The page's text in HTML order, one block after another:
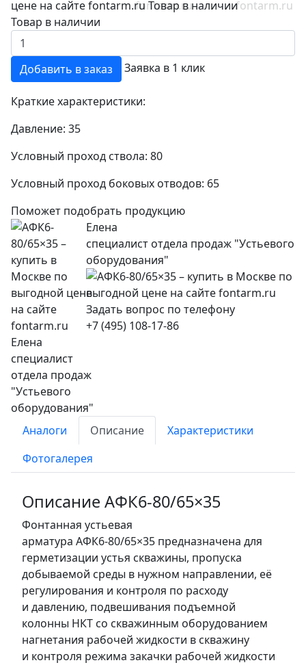
Товар в наличии
Добавить в заказ Заявка в 1 клик
Краткие характеристики:
Давление: 35
Условный проход ствола: 80
Условный проход боковых отводов: 65
Поможет подобрать продукцию
Елена
специалист отдела продаж "Устьевого
оборудования"
+7 (495) 108-17-86
Аналоги Описание
Характеристики
Фотогалерея
Описание АФК6-80/65×35
Фонтанная устьевая
арматура АФК6-80/65×35 предназначена для
герметизации устья скважины, пропуска
добываемой среды в нужном направлении, её
регулирования и контроля по расходу
и давлению, подвешивания подъемной
колонны НКТ со скважинным оборудованием
нагнетания рабочей жидкости в скважину
и контроля режима закачки рабочей жидкости